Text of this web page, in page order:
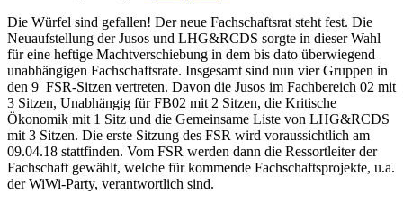
Die Würfel sind gefallen! Der neue Fachschaftsrat steht fest. Die
Neuaufstellung der Jusos und LHG&RCDS sorgte in dieser Wahl
für eine heftige Machtverschiebung in dem bis dato überwiegend
unabhängigen Fachschaftsrate. Insgesamt sind nun vier Gruppen in
den 9 FSR-Sitzen vertreten. Davon die Jusos im Fachbereich 02 mit
3 Sitzen, Unabhängig für FB02 mit 2 Sitzen, die Kritische
Ökonomik mit 1 Sitz und die Gemeinsame Liste von LHG&RCDS
mit 3 Sitzen. Die erste Sitzung des FSR wird voraussichtlich am
09.04.18 stattfinden. Vom FSR werden dann die Ressortleiter der
Fachschaft gewählt, welche für kommende Fachschaftsprojekte, u.a.
der WiWi-Party, verantwortlich sind.